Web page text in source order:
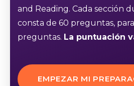
and Reading. Cada sección
consta de 60 preguntas,
preguntas. La puntuación
EMPEZAR MI